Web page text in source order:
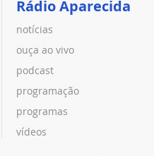
Rádio Aparecida
notícias
ouça ao vivo
podcast
programação
programas
vídeos